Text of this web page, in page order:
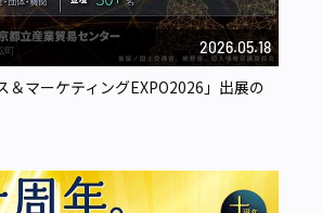
2026.05.18
＆マーケティングEXPO2026」出展の